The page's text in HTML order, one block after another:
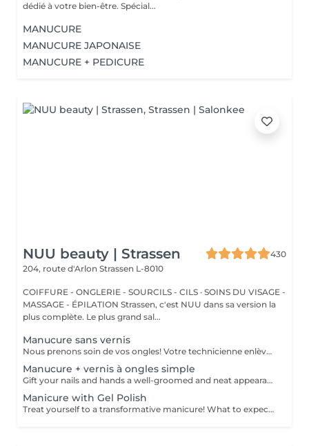
dédié à votre bien-être. Spécial...
MANUCURE
MANUCURE JAPONAISE
MANUCURE + PEDICURE
NUU beauty | Strassen
430
204, route d'Arlon Strassen L-8010
COIFFURE - ONGLERIE - SOURCILS - CILS · SOINS DU VISAGE -
MASSAGE - ÉPILATION Strassen, c'est NUU dans sa version la
plus complète. Le plus grand sal...
Manucure sans vernis
Nous prenons soin de vos ongles! Votre technicienne enlèvera délicatement les cellules mortes, façonnera et limera vos ongles, et polira la surface extérieure pour un fini lisse et naturel. Nos experts proposent des manucures à bords, hardware ou combinées, selon vos préférences. Comment se fait une manucure sans vernis? - la peau rugueuse est délicatement enlevée - la forme de la plaque de l'ongle est corrigée avec douceur - les cuticules et bords latéraux sont soigneusement traités - de l'huile nourrissante pour les cuticules et de la crème pour les mains sont appliquées pour nourrir et hydrater Limitations d'âge: recommandé à partir de 14 ans. Recommandations post-procédure: aucun soin particulier n'est nécessaire après cette procédure. Fréquence: une fois toutes les 3 semaines.
Manucure + vernis à ongles simple
Gift your nails and hands a well-groomed and neat appearance! Your technician will effectively remove dead skin cells, shape and file nails, and buff the outer surface. A regular nail polish is applied at the end of this treatment. Our masters do edged, hardware, or combined manicure. How is manicure with simple nail polish done? - rough skin is removed - the shape of the nail plate is corrected - the cuticle and side ridges are corrected - nail polish is applied - cuticle oil and hand cream are applied Age restrictions: recommended to do from 14 years. Post procedure recommendations: there are no post recommendations for this procedure. Frequency: once in 3 weeks.
Manicure with Gel Polish
Treat yourself to a transformative manicure! What to expect: - old polish is removed as a bonus - rough skin is removed - nails are shaped - cuticles and side ridges are polished - reinforcement is performed if chosen - semi-permanent polish is applied - cuticle oil and hand cream are applied Age: 16+ Frequency: every 3 weeks for best results. *Removal of old semi-permanent polish is included with the manicure. If you want a separate removal appointment, we charge €20 for the careful process that protects your nails. For the manicure, we leave a thin layer of old polish under the new layer to enhance the durability of the semi-permanent polish. *Please note that if semipermanent nail polish without manicure is chosen, rough skin, cuticle and side ridges won't be removed.